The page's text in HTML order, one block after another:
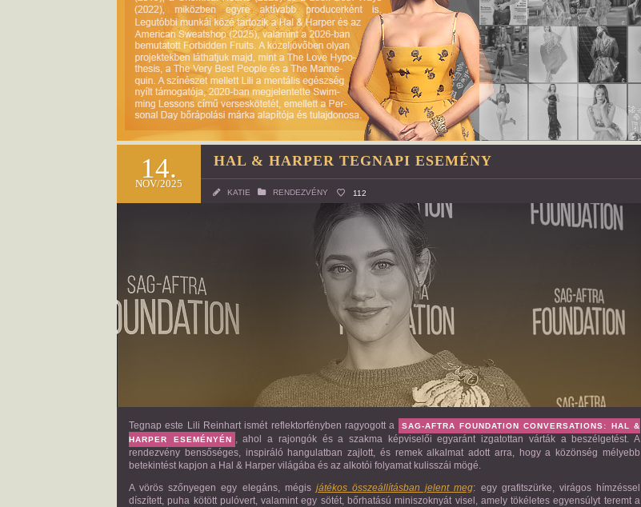
14.
NOV/2025
HAL & HARPER TEGNAPI ESEMÉNY
KATIE RENDEZVÉNY 112
Tegnap este Lili Reinhart ismét reflektorfényben ragyogott a
SAG-AFTRA FOUNDATION CONVERSATIONS: HAL &
HARPER ESEMÉNYÉN , ahol a rajongók és a szakma képviselői egyaránt izgatottan várták a beszélgetést. A
rendezvény bensőséges, inspiráló hangulatban zajlott, és remek alkalmat adott arra, hogy a közönség mélyebb
betekintést kapjon a Hal & Harper világába és az alkotói folyamat kulisszái mögé.
A vörös szőnyegen egy elegáns, mégis játékos összeállításban jelent meg: egy grafitszürke, virágos hímzéssel
díszített, puha kötött pulóvert, valamint egy sötét, bőrhatású miniszoknyát visel, amely tökéletes egyensúlyt teremt a